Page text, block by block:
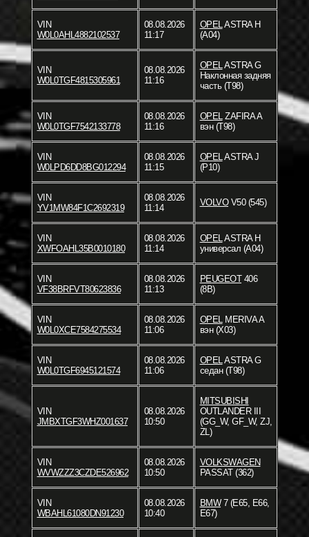
VIN
W0L0AHL4882102537
08.08.2026
11:17
OPELASTRA H
(A04)
VIN
W0L0TGF4815305961
08.08.2026
11:16
OPELASTRA G
Наклонная задняя
часть (T98)
VIN
W0L0TGF7542133778
08.08.2026
11:16
OPELZAFIRA A
вэн (T98)
VIN
W0LPD6DD8BG012294
08.08.2026
11:15
OPELASTRA J
(P10)
VIN
YV1MW84F1C2692319
08.08.2026
11:14
VOLVOV50 (545)
VIN
XWFOAHL35B0010180
08.08.2026
11:14
OPELASTRA H
универсал (A04)
VIN
VF38BRFVT80623836
08.08.2026
11:13
PEUGEOT406
(8B)
VIN
W0L0XCE7584275534
08.08.2026
11:06
OPELMERIVA A
вэн (X03)
VIN
W0L0TGF6945121574
08.08.2026
11:06
OPELASTRA G
седан (T98)
VIN
JMBXTGF3WHZ001637
08.08.2026
10:50
MITSUBISHI
OUTLANDER III
(GG_W, GF_W, ZJ,
ZL)
VIN
WVWZZZ3CZDE526962
08.08.2026
10:50
VOLKSWAGEN
PASSAT (362)
VIN
WBAHL61080DN91230
08.08.2026
10:40
BMW7 (E65, E66,
E67)